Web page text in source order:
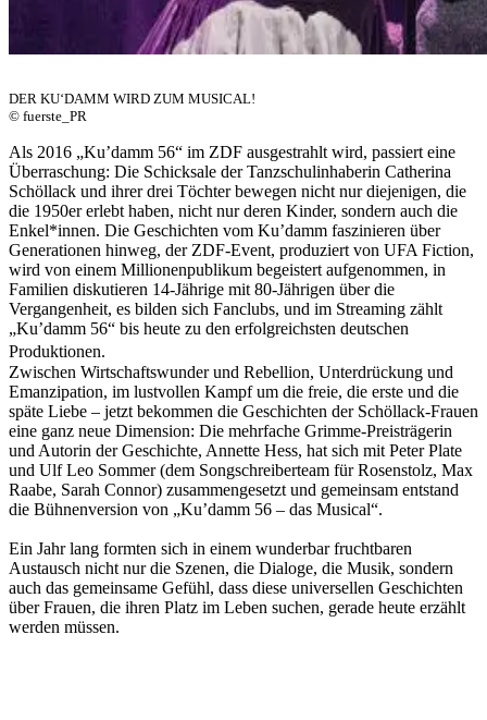
DER KU‘DAMM WIRD ZUM MUSICAL!
© fuerste_PR
Als 2016 „Ku’damm 56“ im ZDF ausgestrahlt wird, passiert eine
Überraschung: Die Schicksale der Tanzschulinhaberin Catherina
Schöllack und ihrer drei Töchter bewegen nicht nur diejenigen, die
die 1950er erlebt haben, nicht nur deren Kinder, sondern auch die
Enkel*innen. Die Geschichten vom Ku’damm faszinieren über
Generationen hinweg, der ZDF-Event, produziert von UFA Fiction,
wird von einem Millionenpublikum begeistert aufgenommen, in
Familien diskutieren 14-Jährige mit 80-Jährigen über die
Vergangenheit, es bilden sich Fanclubs, und im Streaming zählt
„Ku’damm 56“ bis heute zu den erfolgreichsten deutschen
Produktionen.
Zwischen Wirtschaftswunder und Rebellion, Unterdrückung und
Emanzipation, im lustvollen Kampf um die freie, die erste und die
späte Liebe – jetzt bekommen die Geschichten der Schöllack-Frauen
eine ganz neue Dimension: Die mehrfache Grimme-Preisträgerin
und Autorin der Geschichte, Annette Hess, hat sich mit Peter Plate
und Ulf Leo Sommer (dem Songschreiberteam für Rosenstolz, Max
Raabe, Sarah Connor) zusammengesetzt und gemeinsam entstand
die Bühnenversion von „Ku’damm 56 – das Musical“.
Ein Jahr lang formten sich in einem wunderbar fruchtbaren
Austausch nicht nur die Szenen, die Dialoge, die Musik, sondern
auch das gemeinsame Gefühl, dass diese universellen Geschichten
über Frauen, die ihren Platz im Leben suchen, gerade heute erzählt
werden müssen.